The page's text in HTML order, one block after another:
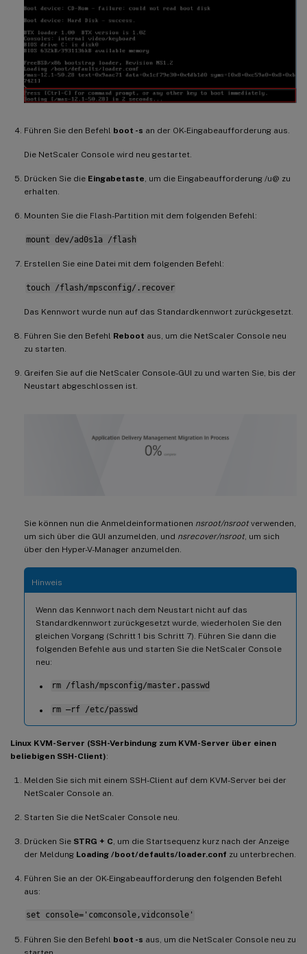
Führen Sie den Befehl boot -s an der OK-Eingabeaufforderung aus.
Die NetScaler Console wird neu gestartet.
Drücken Sie die Eingabetaste, um die Eingabeaufforderung /u@ zu
erhalten.
Mounten Sie die Flash-Partition mit dem folgenden Befehl:
mount dev/ad0s1a /flash
Erstellen Sie eine Datei mit dem folgenden Befehl:
touch /flash/mpsconfig/.recover
Das Kennwort wurde nun auf das Standardkennwort zurückgesetzt.
Führen Sie den Befehl Reboot aus, um die NetScaler Console neu
zu starten.
Greifen Sie auf die NetScaler Console-GUI zu und warten Sie, bis der
Neustart abgeschlossen ist.
Sie können nun die Anmeldeinformationen nsroot/nsrootverwenden,
um sich über die GUI anzumelden, und nsrecover/nsroot, um sich
über den Hyper-V-Manager anzumelden.
Hinweis
Wenn das Kennwort nach dem Neustart nicht auf das
Standardkennwort zurückgesetzt wurde, wiederholen Sie den
gleichen Vorgang (Schritt 1 bis Schritt 7). Führen Sie dann die
folgenden Befehle aus und starten Sie die NetScaler Console
neu:
rm /flash/mpsconfig/master.passwd
rm –rf /etc/passwd
Linux KVM-Server (SSH-Verbindung zum KVM-Server über einen
beliebigen SSH-Client):
Melden Sie sich mit einem SSH-Client auf dem KVM-Server bei der
NetScaler Console an.
Starten Sie die NetScaler Console neu.
Drücken Sie STRG + C , um die Startsequenz kurz nach der Anzeige
der Meldung Loading /boot/defaults/loader.conf zu unterbrechen.
Führen Sie an der OK-Eingabeaufforderung den folgenden Befehl
aus:
set console='comconsole,vidconsole'
Führen Sie den Befehl boot -s aus, um die NetScaler Console neu zu